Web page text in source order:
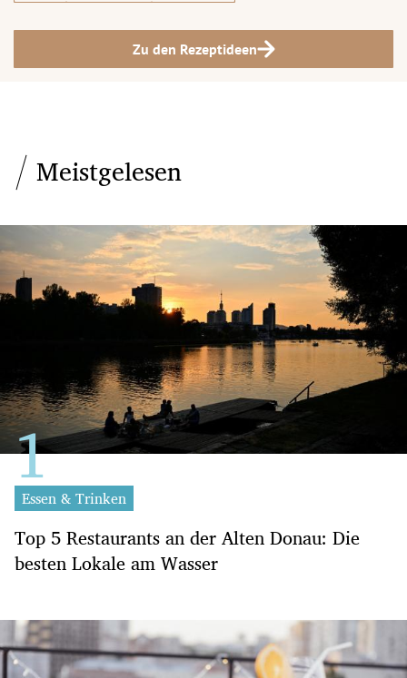
Zu den Rezeptideen
Meistgelesen
Essen & Trinken
Top 5 Restaurants an der Alten Donau: Die
besten Lokale am Wasser